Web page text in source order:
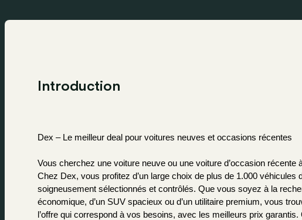
Introduction
Dex – Le meilleur deal pour voitures neuves et occasions récentes
Vous cherchez une voiture neuve ou une voiture d’occasion récente
Chez Dex, vous profitez d’un large choix de plus de 1.000 véhicules
soigneusement sélectionnés et contrôlés. Que vous soyez à la
économique, d’un SUV spacieux ou d’un utilitaire premium, vous
l’offre qui correspond à vos besoins, avec les meilleurs prix garantis.